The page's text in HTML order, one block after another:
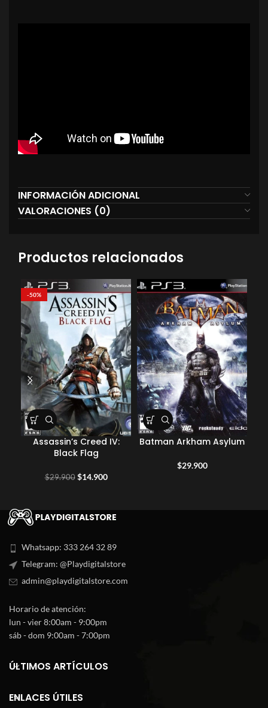
INFORMACIÓN ADICIONAL
VALORACIONES (0)
Productos relacionados
-50%
Assassin’s Creed IV:
Black Flag
$29.900 El
$29.900.
$14.900El
$14.900.
Batman Arkham Asylum
$29.900
Whatsapp: 333 264 32 89
Telegram: @Playdigitalstore
admin@playdigitalstore.com
Horario de atención:
lun - vier 8:00am - 9:00pm
sáb - dom 9:00am - 7:00pm
ÚLTIMOS ARTÍCULOS
ENLACES ÚTILES